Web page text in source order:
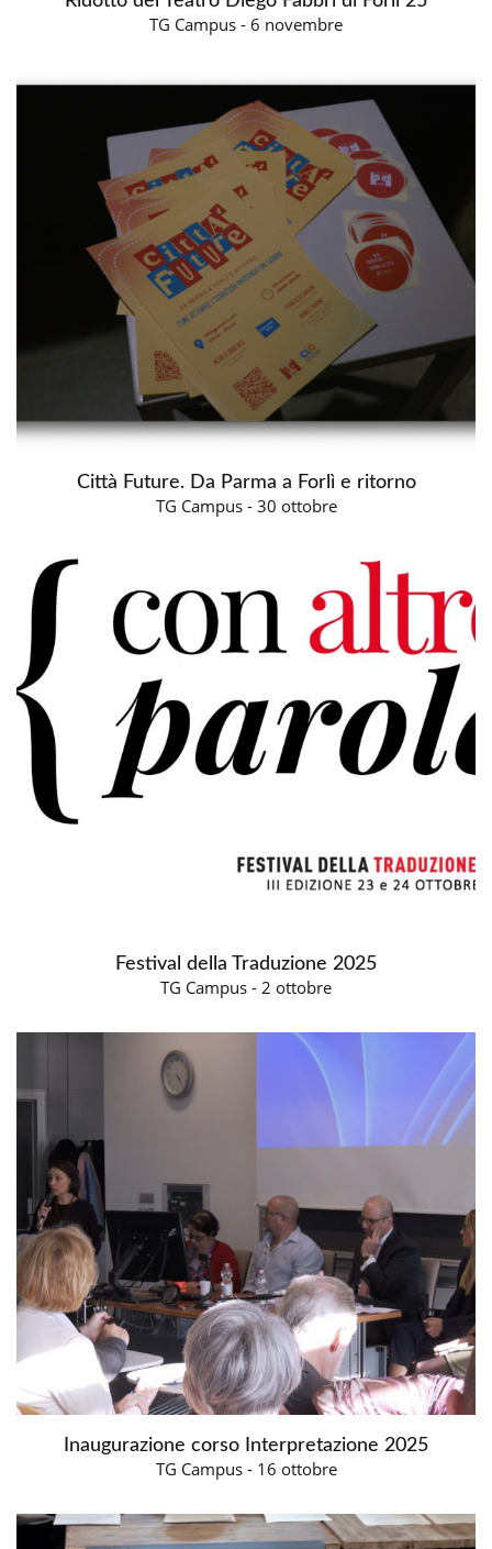
TG Campus - 6 novembre
Città Future. Da Parma a Forlì e ritorno
TG Campus - 30 ottobre
Festival della Traduzione 2025
TG Campus - 2 ottobre
Inaugurazione corso Interpretazione 2025
TG Campus - 16 ottobre